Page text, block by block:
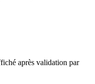
après validation par